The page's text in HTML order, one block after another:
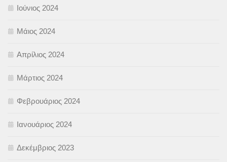
Ιούνιος 2024
Μάιος 2024
Απρίλιος 2024
Μάρτιος 2024
Φεβρουάριος 2024
Ιανουάριος 2024
Δεκέμβριος 2023